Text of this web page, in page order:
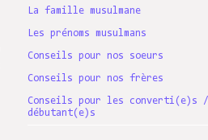
La famille musulmane
Les prénoms musulmans
Conseils pour nos soeurs
Conseils pour nos frères
Conseils pour les converti(e)s /
débutant(e)s